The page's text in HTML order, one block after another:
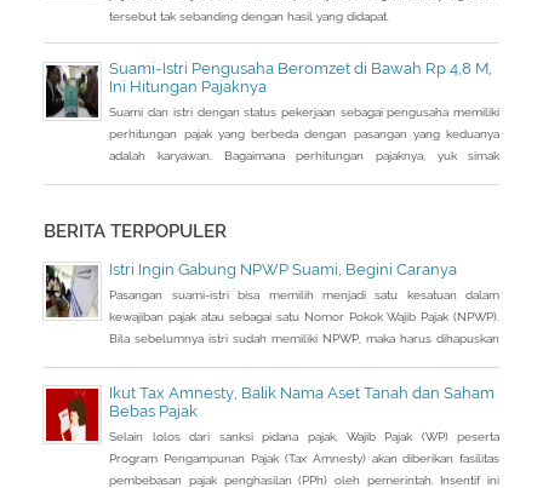
tersebut tak sebanding dengan hasil yang didapat.
Suami-Istri Pengusaha Beromzet di Bawah Rp 4,8 M,
Ini Hitungan Pajaknya
Suami dan istri dengan status pekerjaan sebagai pengusaha memiliki
perhitungan pajak yang berbeda dengan pasangan yang keduanya
adalah karyawan. Bagaimana perhitungan pajaknya, yuk simak
BERITA TERPOPULER
Istri Ingin Gabung NPWP Suami, Begini Caranya
Pasangan suami-istri bisa memilih menjadi satu kesatuan dalam
kewajiban pajak atau sebagai satu Nomor Pokok Wajib Pajak (NPWP).
Bila sebelumnya istri sudah memiliki NPWP, maka harus dihapuskan
Ikut Tax Amnesty, Balik Nama Aset Tanah dan Saham
Bebas Pajak
Selain lolos dari sanksi pidana pajak, Wajib Pajak (WP) peserta
Program Pengampunan Pajak (Tax Amnesty) akan diberikan fasilitas
pembebasan pajak penghasilan (PPh) oleh pemerintah. Insentif ini